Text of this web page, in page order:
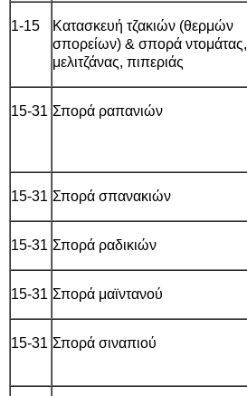
1-15
Κατασκευή τζακιών (θερμών
σπορείων) & σπορά ντομάτας,
μελιτζάνας, πιπεριάς
15-31 Σπορά ραπανιών
15-31 Σπορά σπανακιών
15-31 Σπορά ραδικιών
15-31 Σπορά μαϊντανού
15-31 Σπορά σιναπιού